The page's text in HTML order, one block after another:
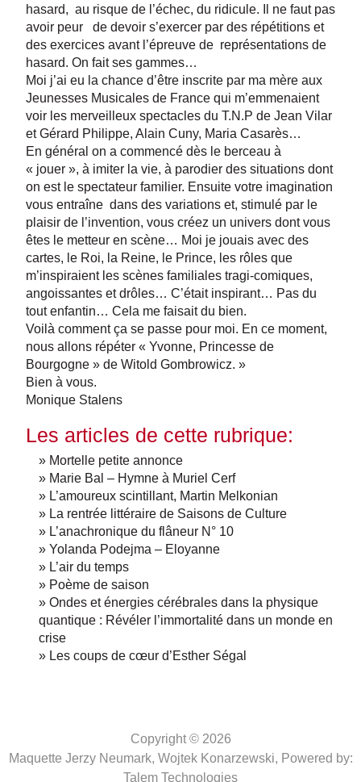
hasard, au risque de l’échec, du ridicule. Il ne faut pas
avoir peur de devoir s’exercer par des répétitions et
des exercices avant l’épreuve de représentations de
hasard. On fait ses gammes…
Moi j’ai eu la chance d’être inscrite par ma mère aux
Jeunesses Musicales de France qui m’emmenaient
voir les merveilleux spectacles du T.N.P de Jean Vilar
et Gérard Philippe, Alain Cuny, Maria Casarès…
En général on a commencé dès le berceau à
« jouer », à imiter la vie, à parodier des situations dont
on est le spectateur familier. Ensuite votre imagination
vous entraîne dans des variations et, stimulé par le
plaisir de l’invention, vous créez un univers dont vous
êtes le metteur en scène… Moi je jouais avec des
cartes, le Roi, la Reine, le Prince, les rôles que
m’inspiraient les scènes familiales tragi-comiques,
angoissantes et drôles… C’était inspirant… Pas du
tout enfantin… Cela me faisait du bien.
Voilà comment ça se passe pour moi. En ce moment,
nous allons répéter « Yvonne, Princesse de
Bourgogne » de Witold Gombrowicz. »
Bien à vous.
Monique Stalens
Les articles de cette rubrique:
» Mortelle petite annonce
» Marie Bal – Hymne à Muriel Cerf
» L’amoureux scintillant, Martin Melkonian
» La rentrée littéraire de Saisons de Culture
» L’anachronique du flâneur N° 10
» Yolanda Podejma – Eloyanne
» L’air du temps
» Poème de saison
» Ondes et énergies cérébrales dans la physique
quantique : Révéler l’immortalité dans un monde en
crise
» Les coups de cœur d’Esther Ségal
Copyright © 2026
Maquette Jerzy Neumark, Wojtek Konarzewski, Powered by:
Talem Technologies